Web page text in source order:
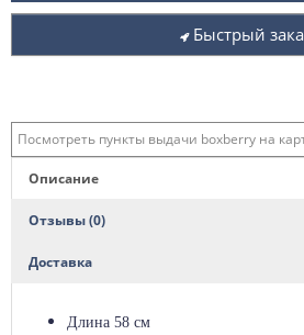
Быстрый
Посмотреть пункты выдачи boxberry на
Описание
Отзывы (0)
Доставка
Длина 58 см